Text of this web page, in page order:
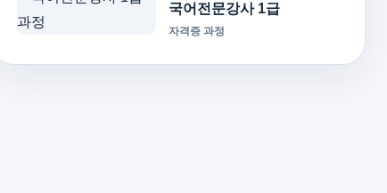
국어전문강사 1급
자격증 과정